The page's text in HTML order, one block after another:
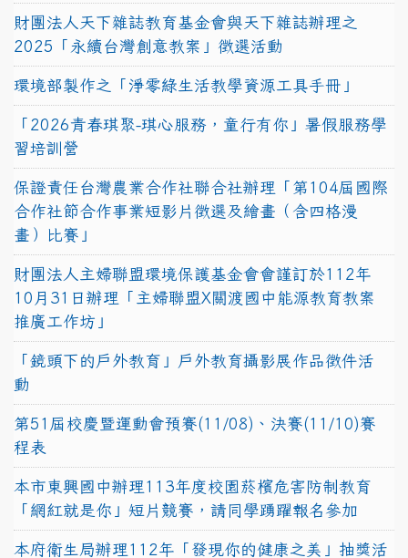
財團法人天下雜誌教育基金會與天下雜誌辦理之
2025「永續台灣創意教案」徵選活動
環境部製作之「淨零綠生活教學資源工具手冊」
「2026青春琪聚-琪心服務，童行有你」暑假服務學
習培訓營
保證責任台灣農業合作社聯合社辦理「第104屆國際
合作社節合作事業短影片徵選及繪畫（含四格漫
畫）比賽」
財團法人主婦聯盟環境保護基金會會謹訂於112年
10月31日辦理「主婦聯盟X關渡國中能源教育教案
推廣工作坊」
「鏡頭下的戶外教育」戶外教育攝影展作品徵件活
動
第51屆校慶暨運動會預賽(11/08)、決賽(11/10)賽
程表
本市東興國中辦理113年度校園菸檳危害防制教育
「網紅就是你」短片競賽，請同學踴躍報名參加
本府衛生局辦理112年「發現你的健康之美」抽獎活